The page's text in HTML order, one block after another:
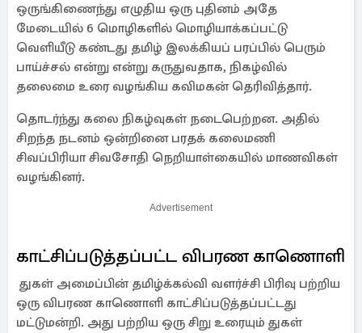
ஒருங்கிணைந்து எழுதிய ஒரு புதினம் அதே
மேடையில் 6 மொழிகளில் மொழியாக்கப்பட்டு
வெளியீடு கண்டது தமிழ் இலக்கியப் பரப்பில் பெரும்
பாய்ச்சல் என்று என்று கருதுவதாக, நிகழ்வில்
தலைமை உரை வழங்கிய கவிமகன் தெரிவித்தார்.
தொடர்ந்து கலை நிகழ்வுகள் நடைபெற்றன. அதில்
சிறந்த நடனம் ஒன்றினை பரதக் கலைமணி
சிவப்பிரியா சிவசோதி நெறியாள்கையில் மாணவிகள்
வழங்கினர்.
Advertisement
காட்சிப்படுத்தப்பட்ட விபரண காணொளி
துகள் அமைப்பின் தமிழ்க்கல்வி வளர்ச்சி பிரிவு பற்றிய
ஒரு விபரண காணொளி காட்சிப்படுத்தப்பட்டது
மட்டுமன்றி. அது பற்றிய ஒரு சிறு உரையும் துகள்